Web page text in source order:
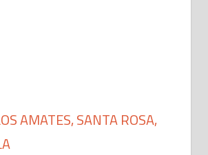
AMATES, SANTA ROSA,